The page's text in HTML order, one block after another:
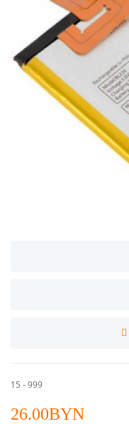
15 - 999
26.00BYN